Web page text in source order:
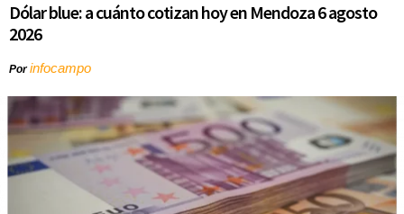
Dólar blue: a cuánto cotizan hoy en Mendoza 6 agosto
2026
Porinfocampo